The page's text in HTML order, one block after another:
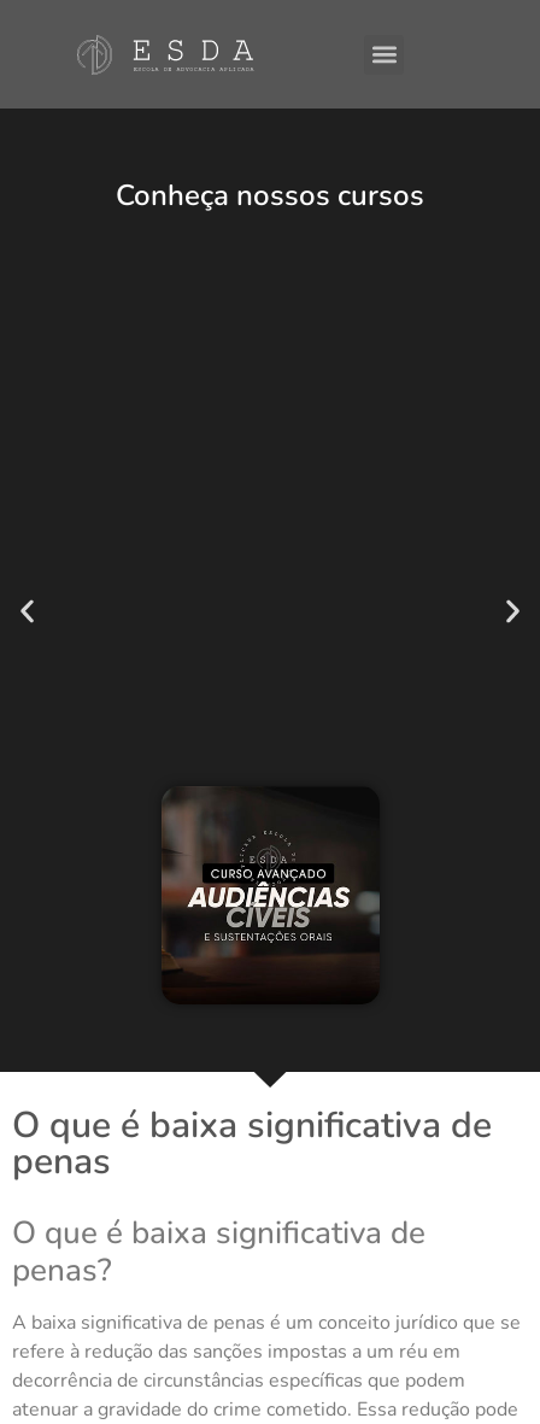
Conheça nossos cursos
O que é baixa significativa de
penas
O que é baixa significativa de
penas?
A baixa significativa de penas é um conceito jurídico que se
refere à redução das sanções impostas a um réu em
decorrência de circunstâncias específicas que podem
atenuar a gravidade do crime cometido. Essa redução pode